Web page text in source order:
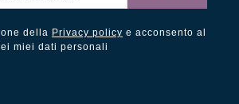
della Privacy policy e acconsento al
miei dati personali